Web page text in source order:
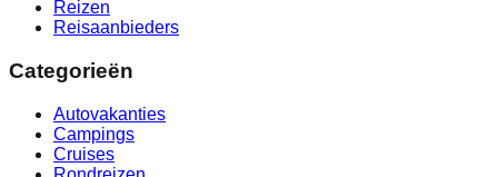
Reizen
Reisaanbieders
Categorieën
Autovakanties
Campings
Cruises